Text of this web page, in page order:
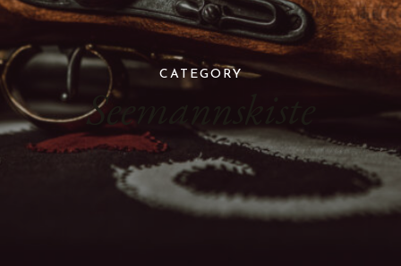
CATEGORY
Seemannskiste